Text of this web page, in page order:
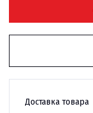
Доставка товара